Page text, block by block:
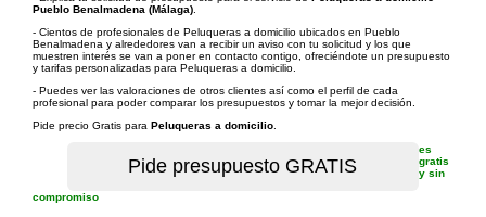
Pueblo Benalmadena (Málaga)
- Cientos de profesionales de Peluqueras a domicilio ubicados en Pueblo
Benalmadena y alrededores van a recibir un aviso con tu solicitud y los que
muestren interés se van a poner en contacto contigo, ofreciéndote un presupuesto
y tarifas personalizadas para Peluqueras a domicilio.
- Puedes ver las valoraciones de otros clientes así como el perfil de cada
profesional para poder comparar los presupuestos y tomar la mejor decisión.
Pide precio Gratis para Peluqueras a domicilio
es
gratis
y sin
compromiso